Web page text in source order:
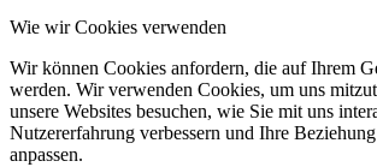
Wie wir Cookies verwenden
Wir können Cookies anfordern, die auf Ihrem
werden. Wir verwenden Cookies, um uns
unsere Websites besuchen, wie Sie mit uns
Nutzererfahrung verbessern und Ihre
anpassen.